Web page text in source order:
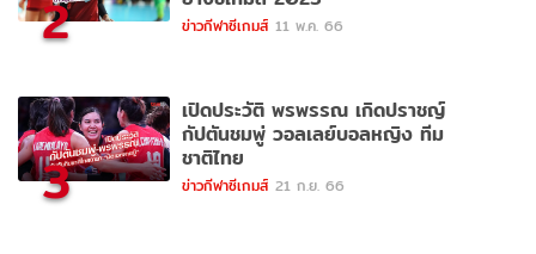
2 ข่าวกีฬาซีเกมส์ 11 พ.ค. 66
3
เปิดประวัติ พรพรรณ เกิดปราชญ์
กัปตันชมพู่ วอลเลย์บอลหญิง ทีม
ชาติไทย
ข่าวกีฬาซีเกมส์ 21 ก.ย. 66